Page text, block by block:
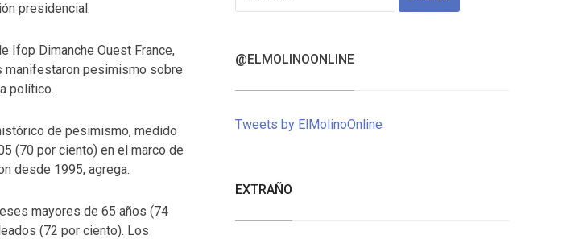
presidencial.
Ifop Dimanche Ouest France,
pesimismo sobre
político.
de pesimismo, medido
(70 por ciento) en el marco de
desde 1995, agrega.
mayores de 65 años (74
(72 por ciento). Los
for:
@ELMOLINOONLINE
Tweets by ElMolinoOnline
EXTRAÑO